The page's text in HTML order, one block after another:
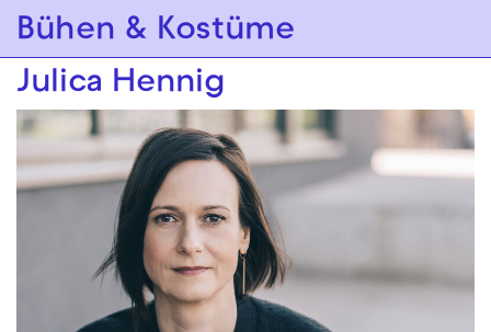
Zur Hauptnavigation springen
Zum Hauptinhalt springen
Bühen & Kostüme
Julica Hennig